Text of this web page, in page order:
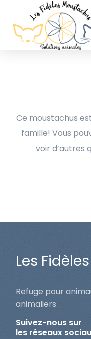
Ce moustachus
famille! Vous
voir d’autres
Les
Refuge pour
animaliers
Suivez-nous sur
les réseaux